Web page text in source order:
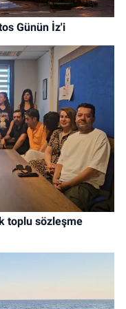
Günün İz'i
toplu sözleşme